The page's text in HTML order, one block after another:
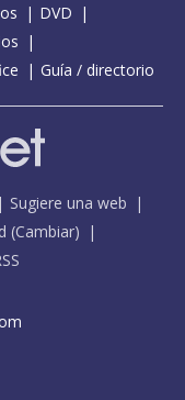
DVD
Guía / directorio
Sugiere una web
(Cambiar)